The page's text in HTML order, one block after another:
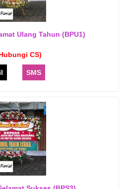
Ulang Tahun (BPU1)
CS)
SMS